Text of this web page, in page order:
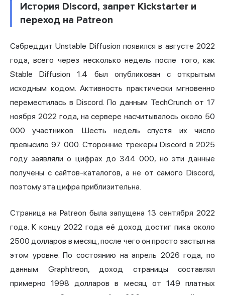
История Discord, запрет Kickstarter и
переход на Patreon
Сабреддит Unstable Diffusion появился в августе 2022
года, всего через несколько недель после того, как
Stable Diffusion 1.4 был опубликован с открытым
исходным кодом. Активность практически мгновенно
переместилась в Discord. По данным TechCrunch от 17
ноября 2022 года, на сервере насчитывалось около 50
000 участников. Шесть недель спустя их число
превысило 97 000. Сторонние трекеры Discord в 2025
году заявляли о цифрах до 344 000, но эти данные
получены с сайтов-каталогов, а не от самого Discord,
поэтому эта цифра приблизительна.
Страница на Patreon была запущена 13 сентября 2022
года. К концу 2022 года её доход достиг пика около
2500 долларов в месяц, после чего он просто застыл на
этом уровне. По состоянию на апрель 2026 года, по
данным Graphtreon, доход страницы составлял
примерно 1998 долларов в месяц от 149 платных